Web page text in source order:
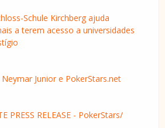
Schule Kirchberg ajuda
a terem acesso a universidades
Junior e PokerStars.net
PRESS RELEASE - PokerStars/